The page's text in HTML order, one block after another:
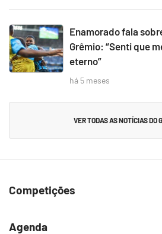
Enamorado fala
Grêmio: “Senti que
eterno”
há 5 meses
VER TODAS AS NOTÍCIAS DO
Competições
Agenda